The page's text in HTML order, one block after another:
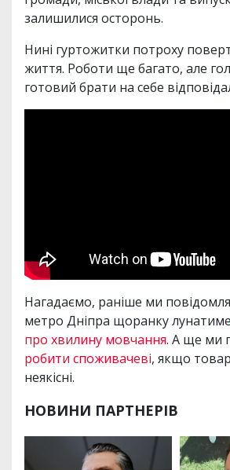
залишилися осторонь.
Нині гуртожитки потроху
життя. Роботи ще багато, але
готовий брати на себе
Нагадаємо, раніше ми
метро Дніпра щоранку лунатиме
про хвилину мовчання. А ще ми
робити споживачеві, якщо
неякісні.